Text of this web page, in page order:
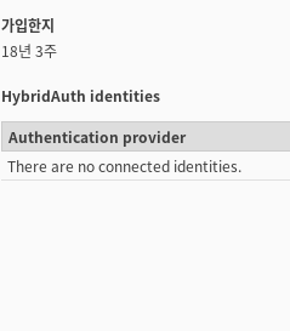
가입한지
18년 3주
HybridAuth identities
Authentication provider
There are no connected identities.